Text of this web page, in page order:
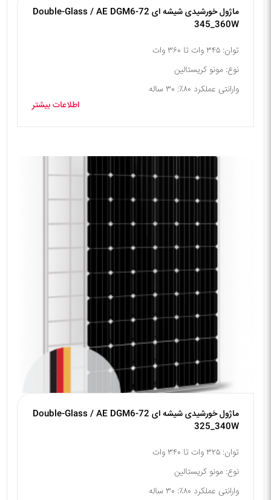
ماژول خورشیدی شیشه ای Double-Glass / AE DGM6-72
345_360W
توان: ۳۴۵ وات تا ۳۶۰ وات
نوع: مونو کریستالین
وارانتی عملکرد ۸۰٪: ۳۰ ساله
اطلاعات بیشتر
ماژول خورشیدی شیشه ای Double-Glass / AE DGM6-72
325_340W
توان: ۳۲۵ وات تا ۳۴۰ وات
نوع: مونو کریستالین
وارانتی عملکرد ۸۰٪: ۳۰ ساله